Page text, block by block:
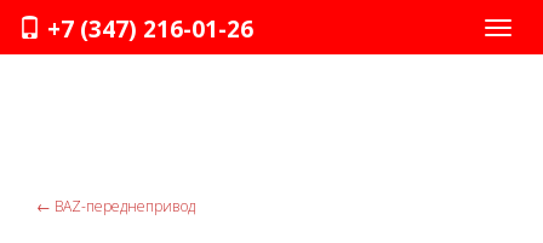
+7 (347) 216-01-26
← ВАZ-переднепривод